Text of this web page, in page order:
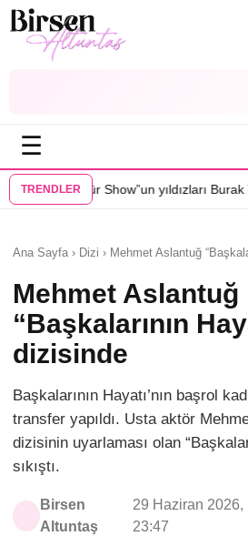
☰
TRENDLER
yıldızları Burak Topaloğlu ile
Ana Sayfa › Dizi › Mehmet Aslantuğ
Mehmet Aslantuğ
“Başkalarının
dizisinde
Başkalarının Hayatı’nın başrol
transfer yapıldı. Usta aktör
dizisinin uyarlaması olan
sıkıştı.
Birsen
Altuntaş
29 Haziran 2026,
23:47